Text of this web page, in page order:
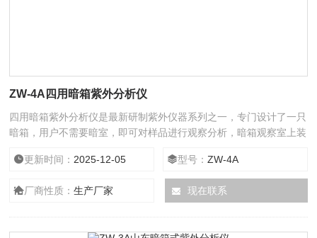
ZW-4A四用暗箱紫外分析仪
四用暗箱紫外分析仪是最新研制紫外仪器系列之一，专门设计了一只
暗箱，用户不需要暗室，即可对样品进行观察分析，暗箱观察室上装
更新时间： 2025-12-05 型号：ZW-4A
厂商性质：生产厂家 现在联系